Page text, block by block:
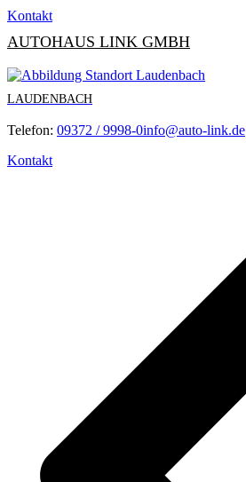
Kontakt
AUTOHAUS LINK GMBH
LAUDENBACH
Telefon: 09372 / 9998-0info@auto-link.de
Kontakt